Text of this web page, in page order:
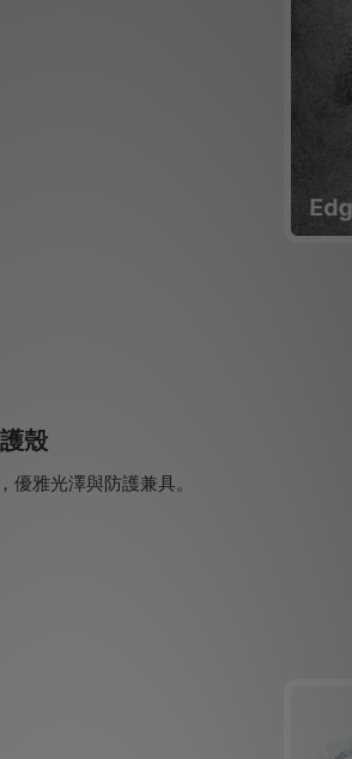
殼
優雅光澤與防護兼具。